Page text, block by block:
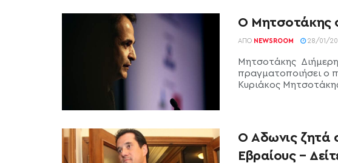
O Μητσοτάκης
ΑΠΌ NEWSROOM 28/01/
Μητσοτάκης
πραγματοποιήσει ο
Κυριάκος
Ο Άδωνις ζητά
Εβραίους –